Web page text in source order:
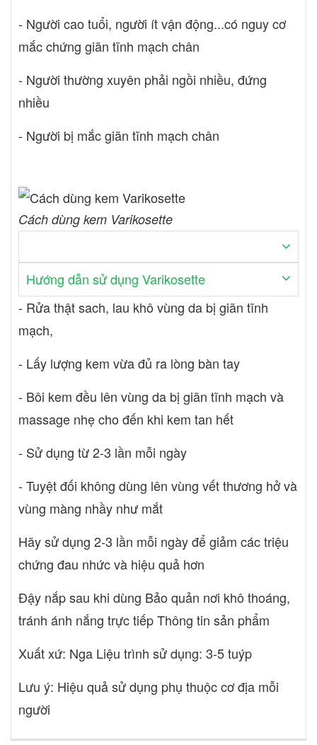
- Người cao tuổi, người ít vận động...có nguy cơ
mắc chứng giãn tĩnh mạch chân
- Người thường xuyên phải ngồi nhiều, đứng
nhiều
- Người bị mắc giãn tĩnh mạch chân
Cách dùng kem Varikosette
Hướng dẫn sử dụng Varikosette
- Rửa thật sach, lau khô vùng da bị giãn tĩnh
mạch,
- Lấy lượng kem vừa đủ ra lòng bàn tay
- Bôi kem đều lên vùng da bị giãn tĩnh mạch và
massage nhẹ cho đến khi kem tan hết
- Sử dụng từ 2-3 lần mỗi ngày
- Tuyệt đối không dùng lên vùng vết thương hở và
vùng màng nhầy như mắt
Hãy sử dụng 2-3 lần mỗi ngày để giảm các triệu
chứng đau nhức và hiệu quả hơn
Đậy nắp sau khi dùng Bảo quản nơi khô thoáng,
tránh ánh nắng trực tiếp Thông tin sản phẩm
Xuất xứ: Nga Liệu trình sử dụng: 3-5 tuýp
Lưu ý: Hiệu quả sử dụng phụ thuộc cơ địa mỗi
người